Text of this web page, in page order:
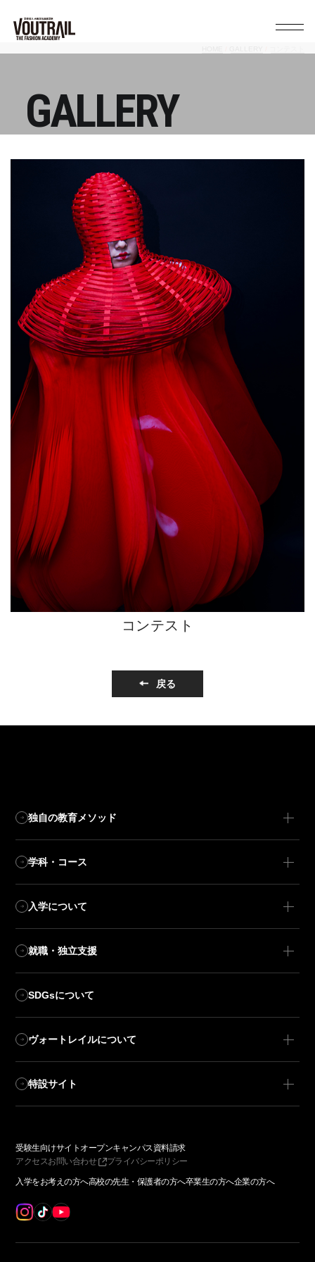
GALLERY
コンテスト
戻る
独自の教育メソッド
学科・コース
入学について
就職・独立支援
SDGsについて
ヴォートレイルについて
特設サイト
受験生向けサイト オープンキャンパス資料請求
アクセスお問い合わせ プライバシーポリシー
入学をお考えの方へ高校の先生・保護者の方へ卒業生の方へ企業の方へ